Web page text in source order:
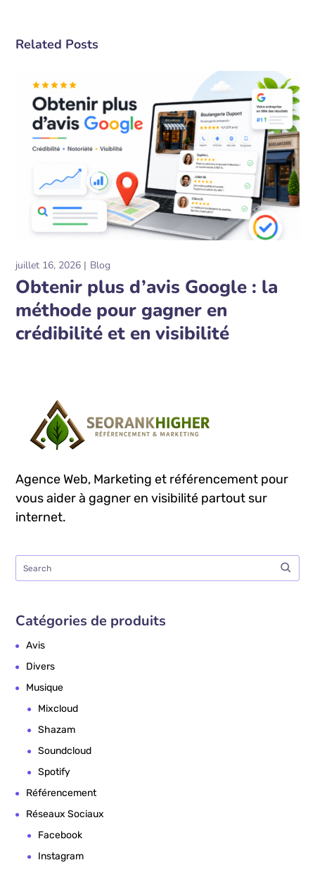
Related Posts
juillet 16, 2026 Blog
Obtenir plus d’avis Google : la
méthode pour gagner en
crédibilité et en visibilité
Agence Web, Marketing et référencement pour
vous aider à gagner en visibilité partout sur
internet.
Catégories de produits
Avis
Divers
Musique
Mixcloud
Shazam
Soundcloud
Spotify
Référencement
Réseaux Sociaux
Facebook
Instagram